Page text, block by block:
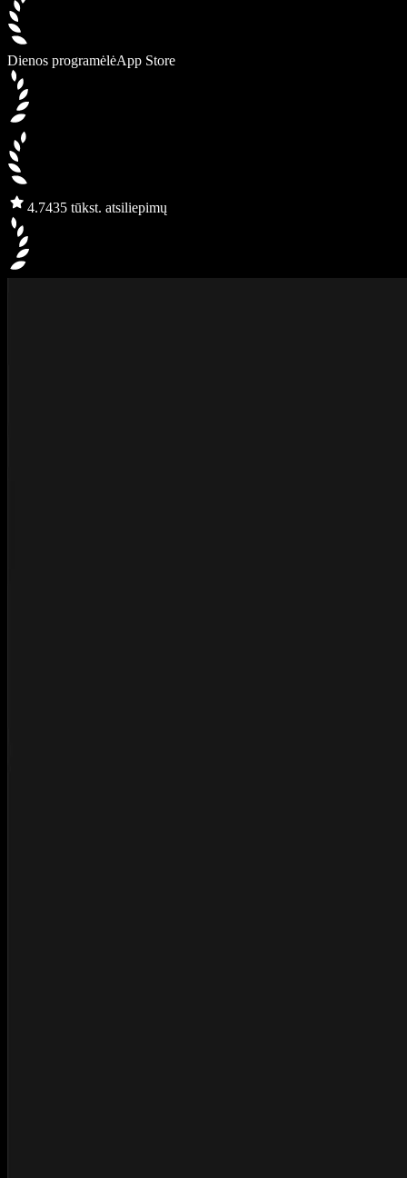
Dienos programėlėApp Store
4.7435 tūkst. atsiliepimų